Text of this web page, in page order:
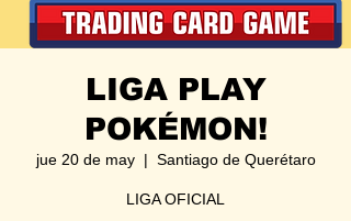
LIGA PLAY
POKÉMON!
jue 20 de may
  |
Santiago de Querétaro
LIGA OFICIAL